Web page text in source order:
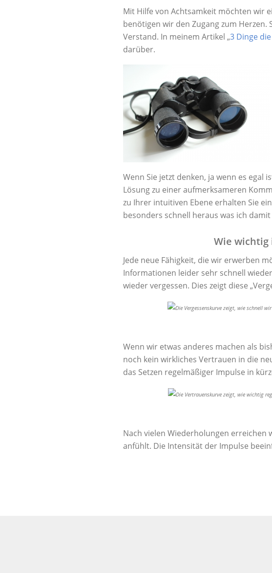
Mit Hilfe von Achtsamkeit möchten wir
benötigen wir den Zugang zum
Verstand. In meinem Artikel „3 Dinge
darüber.
Wenn Sie jetzt denken, ja wenn es egal
Lösung zu einer aufmerksameren
zu Ihrer intuitiven Ebene erhalten Sie
besonders schnell heraus was ich
Wie wichtig
Jede neue Fähigkeit, die wir erwerben
Informationen leider sehr schnell
wieder vergessen. Dies zeigt diese
Wenn wir etwas anderes machen als
noch kein wirkliches Vertrauen in die
das Setzen regelmäßiger Impulse in
Nach vielen Wiederholungen erreichen
anfühlt. Die Intensität der Impulse